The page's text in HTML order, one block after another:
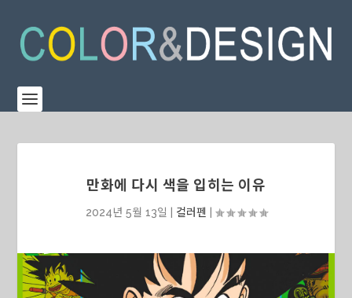
만화에 다시 색을 입히는 이유
2024년 5월 13일 컬러펜